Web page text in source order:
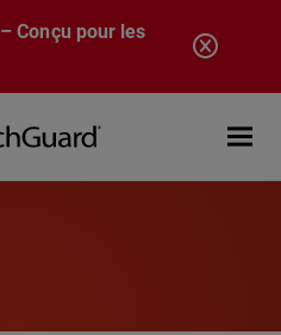
– Conçu pour les
Open